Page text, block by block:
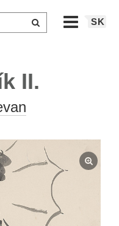
SK
II.